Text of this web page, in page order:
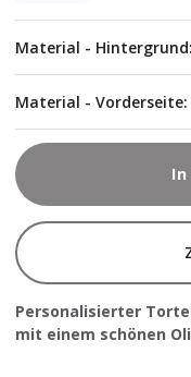
Material - Hintergrund:
Material - Vorderseite:
In
Personalisierter
mit einem schönen